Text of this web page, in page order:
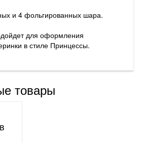
и 4 фольгированных шара.
для оформления
в стиле Принцессы.
товары